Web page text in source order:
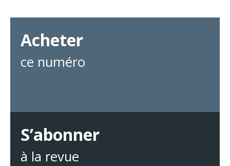
Acheter
ce numéro
S’abonner
à la revue